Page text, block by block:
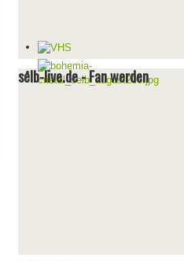
selb-live.de - Fan werden